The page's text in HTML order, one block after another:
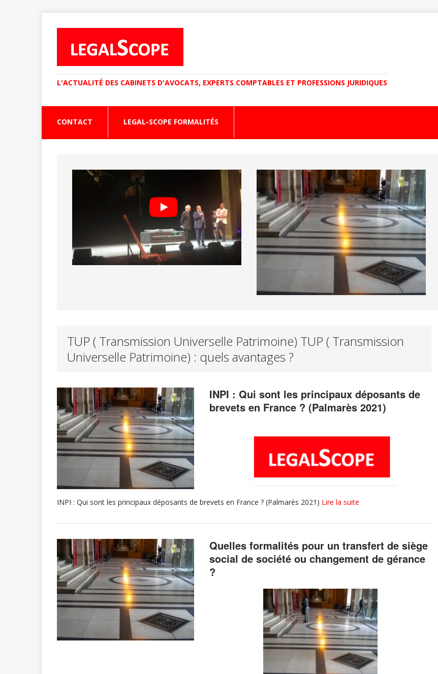
L'ACTUALITÉ DES CABINETS D'AVOCATS, EXPERTS COMPTABLES ET PROFESSIONS JURIDIQUES
CONTACT LEGAL-SCOPE FORMALITÉS
TUP ( Transmission Universelle Patrimoine) TUP ( Transmission
Universelle Patrimoine) : quels avantages ?
INPI : Qui sont les principaux déposants de
brevets en France ? (Palmarès 2021)
INPI : Qui sont les principaux déposants de brevets en France ? (Palmarès 2021) Lire la suite
Quelles formalités pour un transfert de siège
social de société ou changement de gérance
?